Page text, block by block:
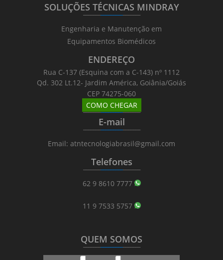
SOLUÇÕES TÉCNICAS MINDRAY
_______________________
Engenharia e Manutenção em
Equipamentos Biomédicos
ENDEREÇO
Rua C-137 (Esquina com a C-143) nº 1112
Qd. 302 Lt.12- Jardim América, Goiânia/Goiás
CEP 74275-060
COMO CHEGAR
_______________________
E-mail
_______________________
Email: atntecnologiabrasil@gmail.com
Telefones
_______________________
62 9 8610 7777
11 9 7533 5757
QUEM SOMOS
_______________________